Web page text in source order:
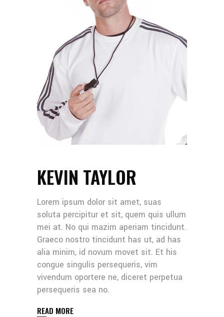
KEVIN TAYLOR
Lorem ipsum dolor sit amet, suas
soluta percipitur et sit, quem quis ullum
mei at. No qui mazim aperiam tincidunt.
Graeco nostro tincidunt has ut, ad has
alia minim, id novum movet sit. Et his
congue singulis persequeris, vim
vivendum oportere ne, diceret perpetua
persequeris sea no.
READ MORE